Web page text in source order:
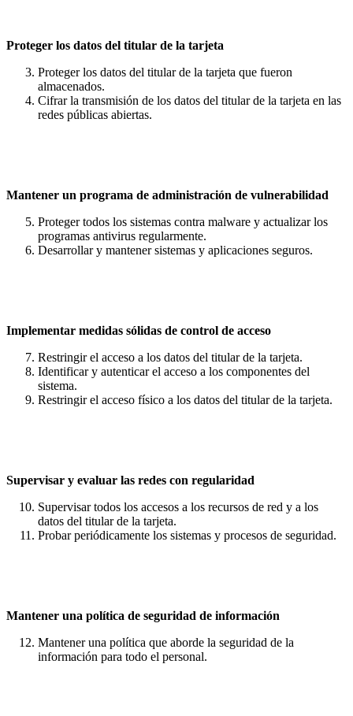
Proteger los datos del titular de la tarjeta
Proteger los datos del titular de la tarjeta que fueron
almacenados.
Cifrar la transmisión de los datos del titular de la tarjeta en las
redes públicas abiertas.
Mantener un programa de administración de vulnerabilidad
Proteger todos los sistemas contra malware y actualizar los
programas antivirus regularmente.
Desarrollar y mantener sistemas y aplicaciones seguros.
Implementar medidas sólidas de control de acceso
Restringir el acceso a los datos del titular de la tarjeta.
Identificar y autenticar el acceso a los componentes del
sistema.
Restringir el acceso físico a los datos del titular de la tarjeta.
Supervisar y evaluar las redes con regularidad
Supervisar todos los accesos a los recursos de red y a los
datos del titular de la tarjeta.
Probar periódicamente los sistemas y procesos de seguridad.
Mantener una política de seguridad de información
Mantener una política que aborde la seguridad de la
información para todo el personal.